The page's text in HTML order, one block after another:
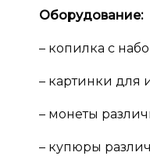
Оборудование:
– копилка с
– картинки для
– монеты
– купюры